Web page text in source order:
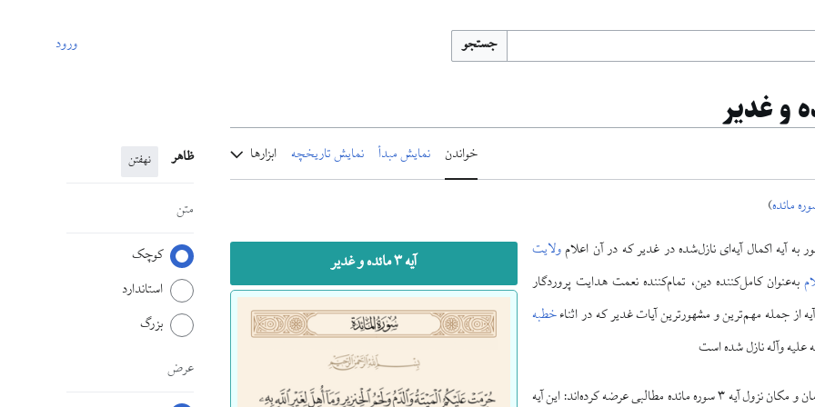
جستجو ورود
خواندن نمایش مبدأ نمایش تاریخچه ابزارها ظاهر نهفتن
متن
کوچک
استاندارد
بزرگ
عرض
مائده)
آیه ۳ مائده و غدیر به آیه اکمال آیه‌ای نازل‌شده در غدیر که در آن اعلامولایت
به‌عنوان کامل‌کننده دین، تمام‌کننده نعمت هدایت پروردگار
از جمله مهم‌ترین و مشهورترین آیات غدیر که در اثناءخطبه
علیه وآله نازل شده است
برخی محققان درباره زمان و مکان نزول آیه ۳ سوره مائده مطالبی عرضه کرده‌اند: این آیه